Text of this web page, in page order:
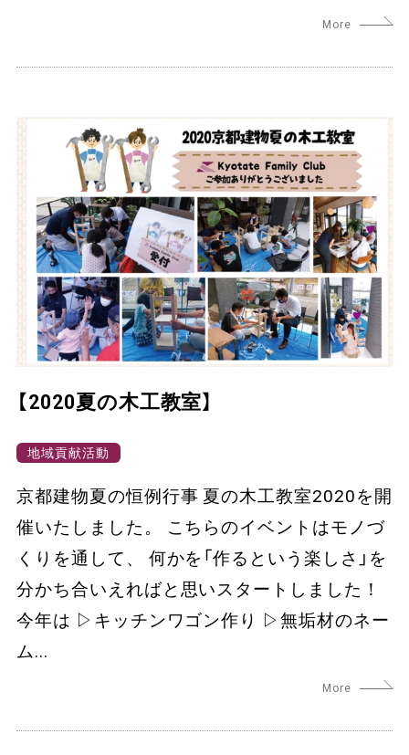
【2020夏の木工教室】
地域貢献活動
京都建物夏の恒例行事 夏の木工教室2020を開
催いたしました。 こちらのイベントはモノづ
くりを通して、 何かを「作るという楽しさ」を
分かち合いえればと思いスタートしました！
今年は ▷キッチンワゴン作り ▷無垢材のネー
ム...